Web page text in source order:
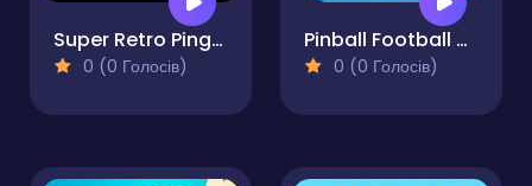
Super Retro Ping-Pong
0 (0 Голосів)
Pinball Football Champion
0 (0 Голосів)